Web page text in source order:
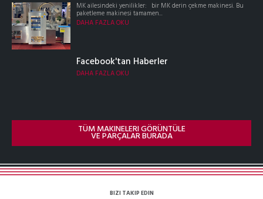
MK ailesindeki yenilikler: bir MK derin çekme makinesi. Bu
paketleme makinesi tamamen...
DAHA FAZLA OKU
Facebook'tan Haberler
DAHA FAZLA OKU
TÜM MAKINELERI GÖRÜNTÜLE
VE PARÇALAR BURADA
BIZI TAKIP EDIN